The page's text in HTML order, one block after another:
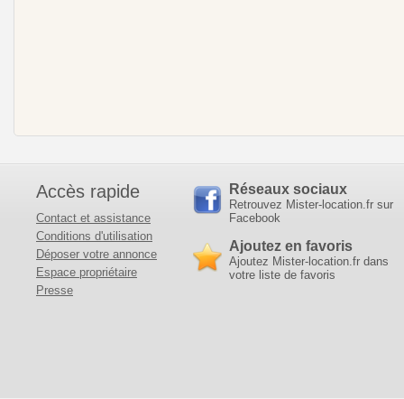
Accès rapide
Contact et assistance
Conditions d'utilisation
Déposer votre annonce
Espace propriétaire
Presse
Réseaux sociaux
Retrouvez Mister-location.fr sur
Facebook
Ajoutez en favoris
Ajoutez Mister-location.fr dans
votre liste de favoris